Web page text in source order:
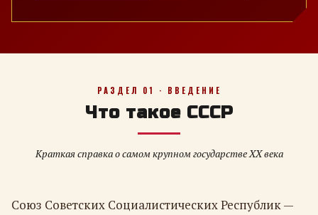
РАЗДЕЛ 01 · ВВЕДЕНИЕ
Что такое СССР
Краткая справка о самом крупном государстве XX века
Союз Советских Социалистических Республик —